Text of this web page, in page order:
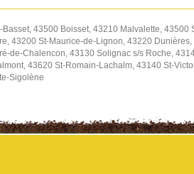
43500 Boisset, 43210 Malvalette, 43500
43200 St-Maurice-de-Lignon, 43220
de-Chalencon, 43130 Solignac s/s Roche,
43620 St-Romain-Lachalm, 43140 St-
Sigolène